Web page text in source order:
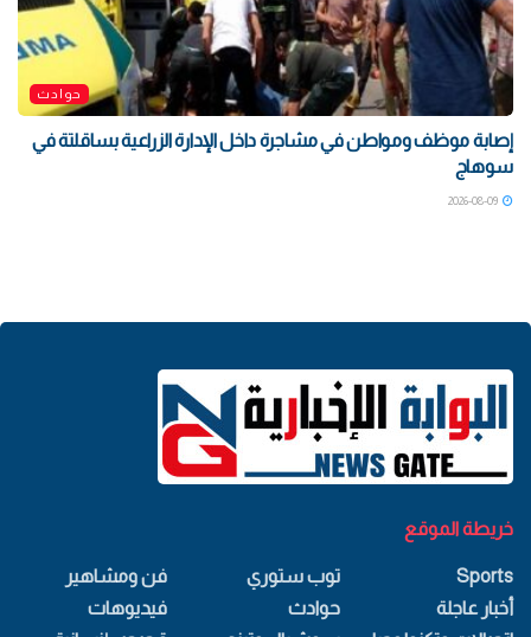
حوادث
إصابة موظف ومواطن في مشاجرة داخل الإدارة الزراعية بساقلتة في
سوهاج
خريطة الموقع
Sports
أخبار عاجلة
توب ستوري
حوادث
فن ومشاهير
فيديوهات